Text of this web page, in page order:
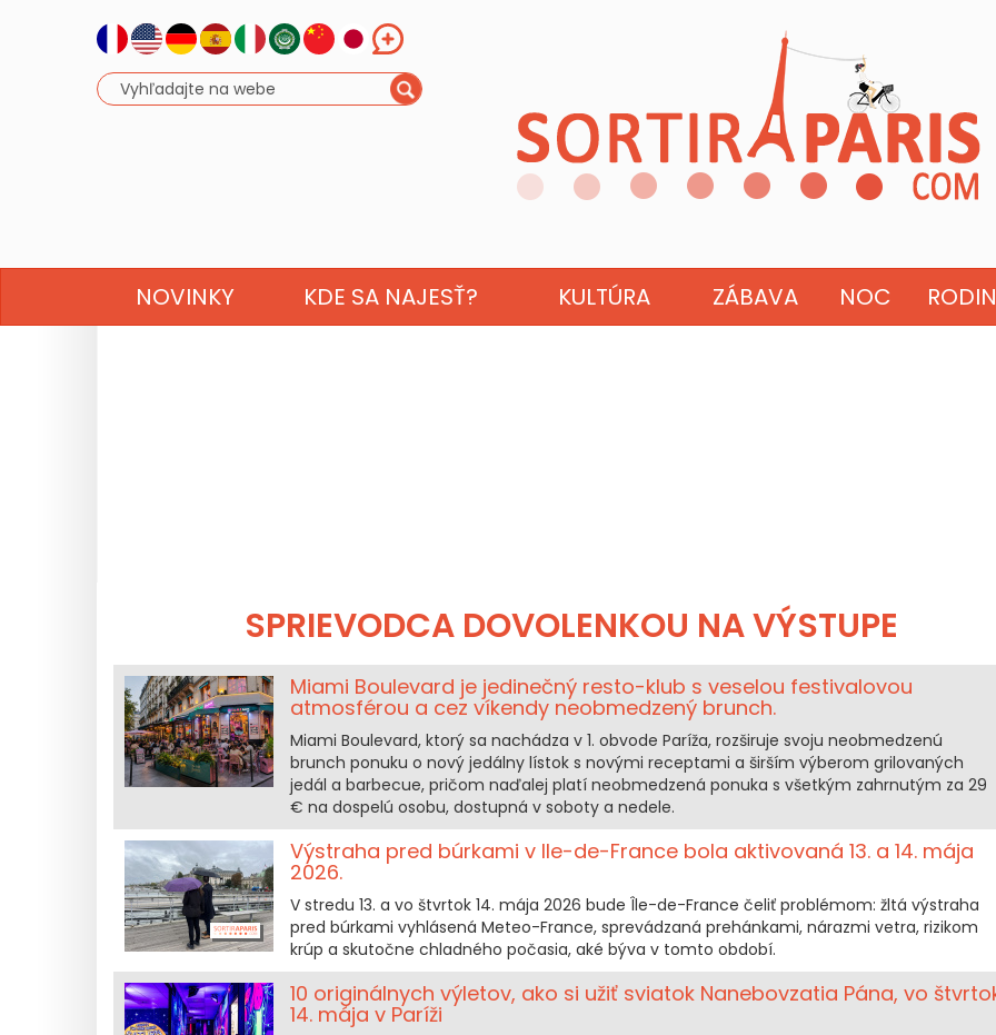
NOVINKY KDE SA NAJESŤ? KULTÚRA ZÁBAVA NOC
SPRIEVODCA DOVOLENKOU NA VÝSTUPE
Miami Boulevard je jedinečný resto-klub s veselou festivalovou
atmosférou a cez víkendy neobmedzený brunch.
Miami Boulevard, ktorý sa nachádza v 1. obvode Paríža, rozširuje svoju neobmedzenú
brunch ponuku o nový jedálny lístok s novými receptami a širším výberom grilovaných
jedál a barbecue, pričom naďalej platí neobmedzená ponuka s všetkým zahrnutým za 29
€ na dospelú osobu, dostupná v soboty a nedele.
Výstraha pred búrkami v Ile-de-France bola aktivovaná 13. a 14. mája
2026.
V stredu 13. a vo štvrtok 14. mája 2026 bude Île-de-France čeliť problémom: žltá výstraha
pred búrkami vyhlásená Meteo-France, sprevádzaná prehánkami, nárazmi vetra, rizikom
krúp a skutočne chladného počasia, aké býva v tomto období.
10 originálnych výletov, ako si užiť sviatok Nanebovzatia Pána, vo
14. mája v Paríži